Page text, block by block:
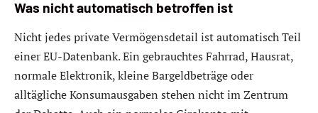
Was nicht automatisch betroffen ist
Nicht jedes private Vermögensdetail ist automatisch Teil
einer EU-Datenbank. Ein gebrauchtes Fahrrad, Hausrat,
normale Elektronik, kleine Bargeldbeträge oder
alltägliche Konsumausgaben stehen nicht im Zentrum